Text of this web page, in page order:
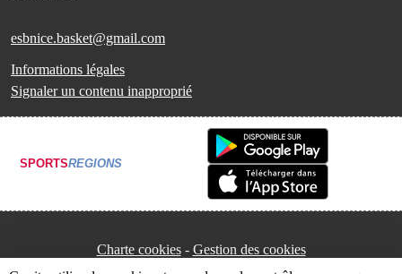
esbnice.basket@gmail.com
Informations légales
Signaler un contenu inapproprié
SPORTSREGIONS
Charte cookies Gestion des cookies